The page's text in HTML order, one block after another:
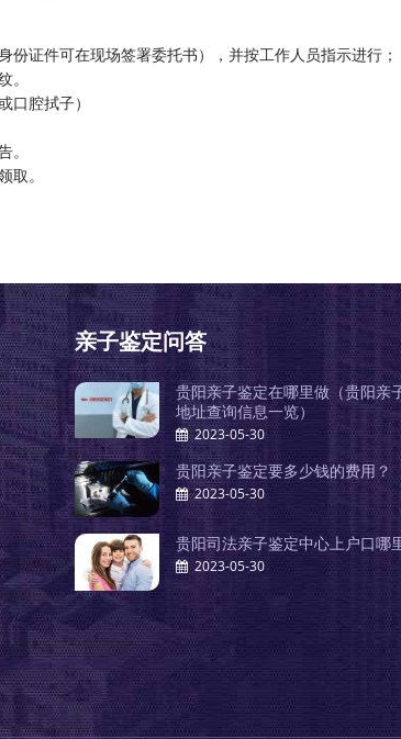
证件可在现场签署委托书），并按工作人员指示进行；
。
腔拭子）
。
取。
亲子鉴定问答
贵阳亲子鉴定在哪里做（贵阳亲
地址查询信息一览）
2023-05-30
贵阳亲子鉴定要多少钱的费用？
2023-05-30
贵阳司法亲子鉴定中心上户口哪
2023-05-30